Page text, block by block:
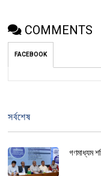
COMMENTS
FACEBOOK
সর্বশেষ
গণমাধ্যম